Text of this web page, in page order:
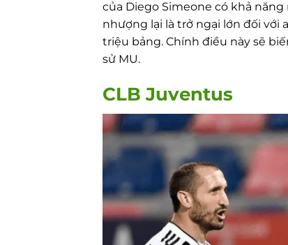
của Diego Simeone có khả
nhượng lại là trở ngại lớn đối với
triệu bảng. Chính điều này sẽ
sử MU.
CLB Juventus